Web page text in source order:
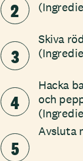
2
3
Skiva
4
Hacka
och
5
Avsluta